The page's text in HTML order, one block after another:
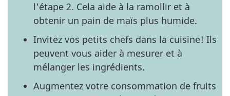
l'étape 2. Cela aide à la ramollir et à
obtenir un pain de maïs plus humide.
Invitez vos petits chefs dans la cuisine! Ils
peuvent vous aider à mesurer et à
mélanger les ingrédients.
Augmentez votre consommation de fruits